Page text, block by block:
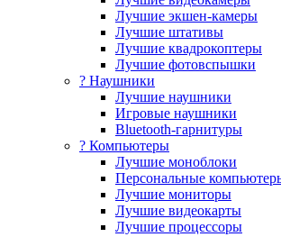
Лучшие экшен-камеры
Лучшие штативы
Лучшие квадрокоптеры
Лучшие фотовспышки
? Наушники
Лучшие наушники
Игровые наушники
Bluetooth-гарнитуры
?️ Компьютеры
Лучшие моноблоки
Персональные
Лучшие мониторы
Лучшие видеокарты
Лучшие процессоры